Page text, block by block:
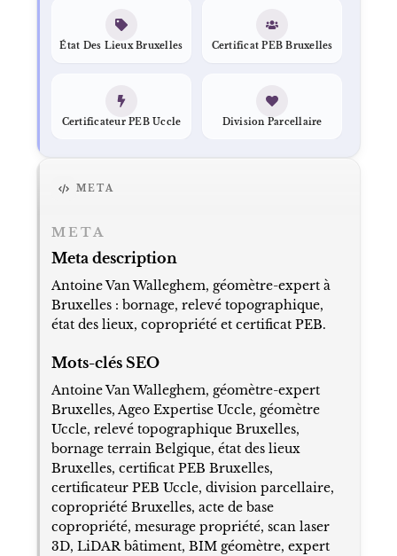
État Des Lieux Bruxelles Certificat PEB Bruxelles
Certificateur PEB Uccle Division Parcellaire
META
META
Meta description
Antoine Van Walleghem, géomètre-expert à
Bruxelles : bornage, relevé topographique,
état des lieux, copropriété et certificat PEB.
Mots-clés SEO
Antoine Van Walleghem, géomètre-expert
Bruxelles, Ageo Expertise Uccle, géomètre
Uccle, relevé topographique Bruxelles,
bornage terrain Belgique, état des lieux
Bruxelles, certificat PEB Bruxelles,
certificateur PEB Uccle, division parcellaire,
copropriété Bruxelles, acte de base
copropriété, mesurage propriété, scan laser
3D, LiDAR bâtiment, BIM géomètre, expert